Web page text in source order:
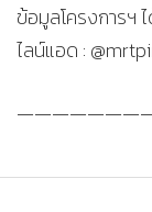
ข้อมูลโครงการฯ
ไลน์แอด :